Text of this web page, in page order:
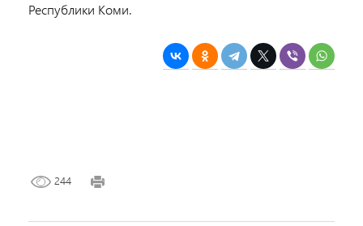
Республики Коми.
244